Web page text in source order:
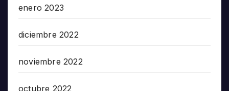
enero 2023
diciembre 2022
noviembre 2022
octubre 2022